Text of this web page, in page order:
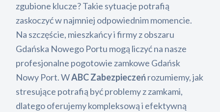
zgubione klucze? Takie sytuacje potrafią
zaskoczyć w najmniej odpowiednim momencie.
Na szczęście, mieszkańcy i firmy z obszaru
Gdańska Nowego Portu mogą liczyć na nasze
profesjonalne pogotowie zamkowe Gdańsk
Nowy Port. WABC Zabezpieczeńrozumiemy, jak
stresujące potrafią być problemy z zamkami,
dlatego oferujemy kompleksową i efektywną